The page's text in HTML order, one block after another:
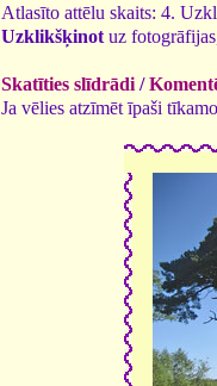
Atlasīto attēlu skaits: 4.
Uzklikšķinot uz
Skatīties slīdrādi /
Ja vēlies atzīmēt īpaši